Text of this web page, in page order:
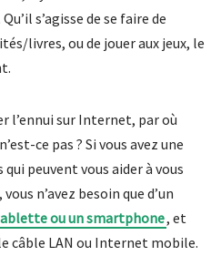
s’agisse de se faire de
livres, ou de jouer aux jeux, le
l’ennui sur Internet, par où
ce pas ? Si vous avez une
peuvent vous aider à vous
n’avez besoin que d’un
ou un smartphone, et
câble LAN ou Internet mobile.